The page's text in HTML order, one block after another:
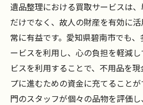
遺品整理における買取サービスは
だけでなく、故人の財産を有効に
常に有益です。愛知県碧南市でも
ービスを利用し、心の負担を軽減
ビスを利用することで、不用品を
プに進むための資金に充てること
門のスタッフが個々の品物を評価